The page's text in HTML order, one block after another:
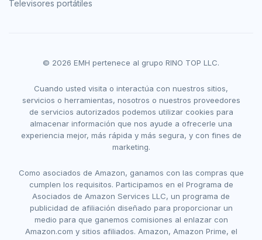
Televisores portátiles
© 2026 EMH pertenece al grupo RINO TOP LLC.
Cuando usted visita o interactúa con nuestros sitios,
servicios o herramientas, nosotros o nuestros proveedores
de servicios autorizados podemos utilizar cookies para
almacenar información que nos ayude a ofrecerle una
experiencia mejor, más rápida y más segura, y con fines de
marketing.
Como asociados de Amazon, ganamos con las compras que
cumplen los requisitos. Participamos en el Programa de
Asociados de Amazon Services LLC, un programa de
publicidad de afiliación diseñado para proporcionar un
medio para que ganemos comisiones al enlazar con
Amazon.com y sitios afiliados. Amazon, Amazon Prime, el